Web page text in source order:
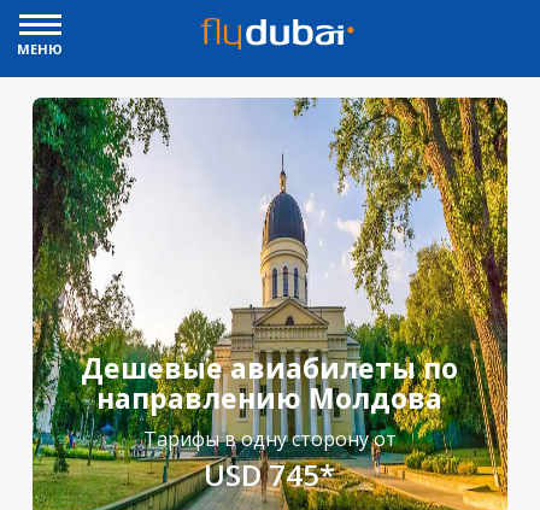
МЕНЮ
Дешевые авиабилеты по
направлению Молдова
Тарифы в одну сторону от
USD 745*